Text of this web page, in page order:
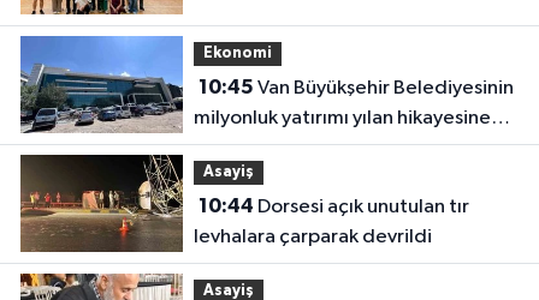
Ekonomi
10:45
milyonluk yatırımı yılan hikayesine
döndü
Asayiş
10:44
levhalara çarparak devrildi
Asayiş